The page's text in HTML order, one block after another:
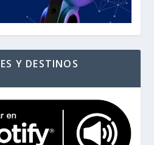
Y DESTINOS